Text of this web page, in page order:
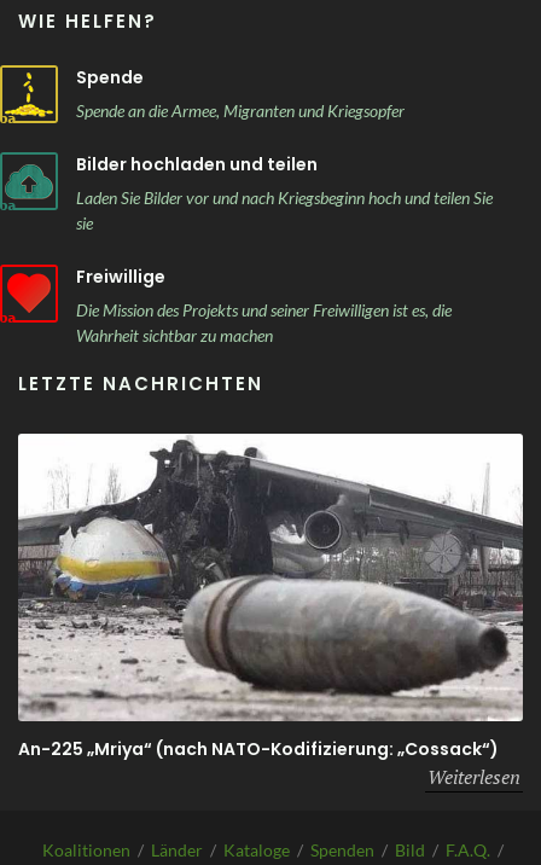
WIE HELFEN?
Spende
Spende an die Armee, Migranten und Kriegsopfer
Bilder hochladen und teilen
Laden Sie Bilder vor und nach Kriegsbeginn hoch und teilen Sie
sie
Freiwillige
Die Mission des Projekts und seiner Freiwilligen ist es, die
Wahrheit sichtbar zu machen
LETZTE NACHRICHTEN
An-225 „Mriya“ (nach NATO-Kodifizierung: „Cossack“)
Weiterlesen
Koalitionen / Länder / Kataloge / Spenden / Bild / F.A.Q. /